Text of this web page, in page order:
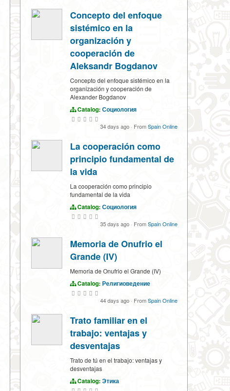
Concepto del enfoque
sistémico en la
organización y
cooperación de
Aleksandr Bogdanov
Concepto del enfoque sistémico en la
organización y cooperación de
Alexander Bogdanov
Catalog: Социология
34 days ago · FromSpain Online
La cooperación como
principio fundamental de
la vida
La cooperación como principio
fundamental de la vida
Catalog: Социология
35 days ago · FromSpain Online
Memoria de Onufrio el
Grande (IV)
Memoria de Onufrio el Grande (IV)
Catalog: Религиоведение
44 days ago · FromSpain Online
Trato familiar en el
trabajo: ventajas y
desventajas
Trato de tú en el trabajo: ventajas y
desventajas
Catalog: Этика